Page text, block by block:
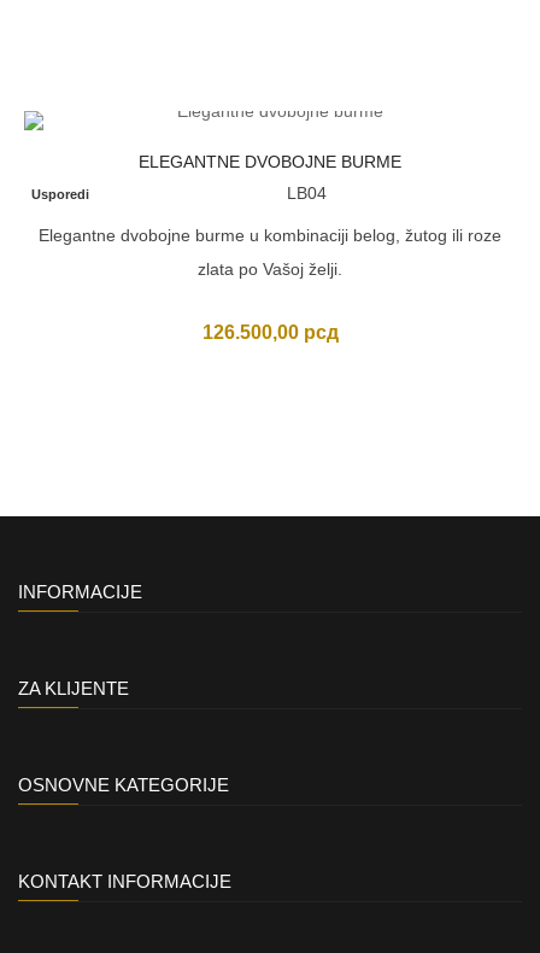
ELEGANTNE DVOBOJNE BURME
Usporedi LB04
Elegantne dvobojne burme u kombinaciji belog, žutog ili roze
zlata po Vašoj želji.
126.500,00 рсд
INFORMACIJE
ZA KLIJENTE
OSNOVNE KATEGORIJE
KONTAKT INFORMACIJE